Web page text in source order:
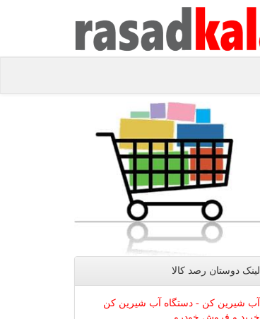
لینک دوستان رصد كالا
آب شیرین کن - دستگاه آب شیرین کن